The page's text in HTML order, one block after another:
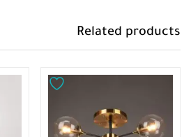
Related products